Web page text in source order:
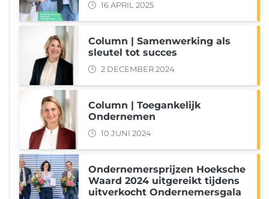
16 APRIL 2025
Column | Samenwerking als
sleutel tot succes
2 DECEMBER 2024
Column | Toegankelijk
Ondernemen
10 JUNI 2024
Ondernemersprijzen Hoeksche
Waard 2024 uitgereikt tijdens
uitverkocht Ondernemersgala